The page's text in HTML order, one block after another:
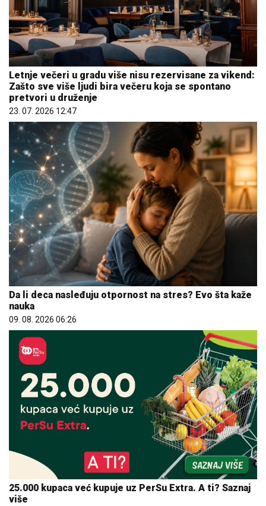
Letnje večeri u gradu više nisu rezervisane za vikend:
Zašto sve više ljudi bira večeru koja se spontano
pretvori u druženje
23. 07. 2026 12:47
Da li deca nasleđuju otpornost na stres? Evo šta kaže
nauka
09. 08. 2026 06:26
25.000 kupaca već kupuje uz PerSu Extra. A ti? Saznaj
više